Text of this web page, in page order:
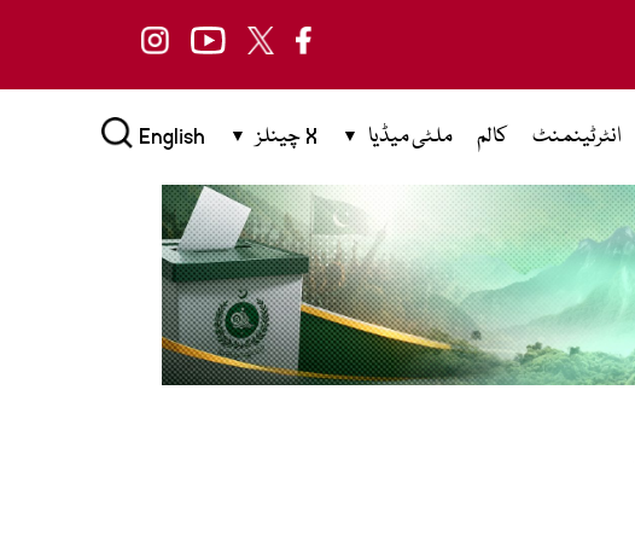
انٹرٹینمنٹ کالم ملٹی میڈیا X چینلز English